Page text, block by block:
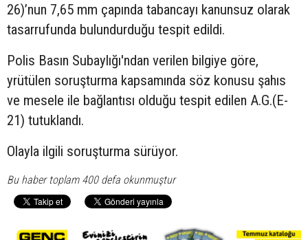
26)’nun 7,65 mm çapında tabancayı kanunsuz olarak
tasarrufunda bulundurduğu tespit edildi.
Polis Basın Subaylığı'ndan verilen bilgiye göre,
yrütülen soruşturma kapsamında söz konusu şahıs
ve mesele ile bağlantısı olduğu tespit edilen A.G.(E-
21) tutuklandı.
Olayla ilgili soruşturma sürüyor.
Bu haber toplam 400 defa okunmuştur